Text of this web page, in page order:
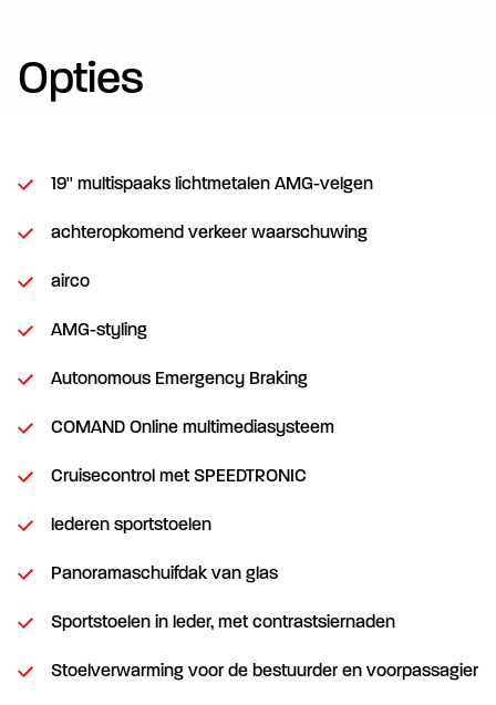
Opties
19'' multispaaks lichtmetalen AMG-velgen
achteropkomend verkeer waarschuwing
airco
AMG-styling
Autonomous Emergency Braking
COMAND Online multimediasysteem
Cruisecontrol met SPEEDTRONIC
lederen sportstoelen
Panoramaschuifdak van glas
Sportstoelen in leder, met contrastsiernaden
Stoelverwarming voor de bestuurder en voorpassagier